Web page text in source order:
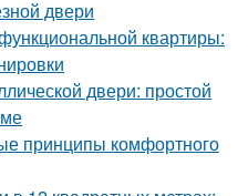
двери
квартиры:
двери: простой
принципы комфортного